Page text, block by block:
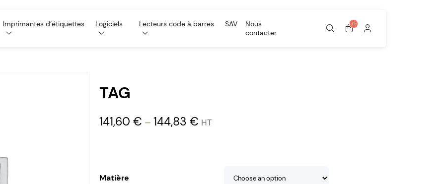
Imprimantes d’étiquettes Logiciels Lecteurs code à barres SAV
Nous
contacter
TAG
141,60 € – 144,83 € HT
Matière